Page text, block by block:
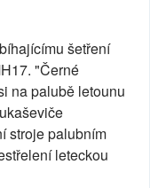
šetření
"Černé
na palubě letounu
stroje palubním
leteckou